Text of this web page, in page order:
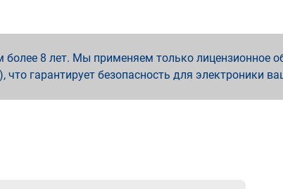
8 лет. Мы применяем только лицензионное
что гарантирует безопасность для электроники